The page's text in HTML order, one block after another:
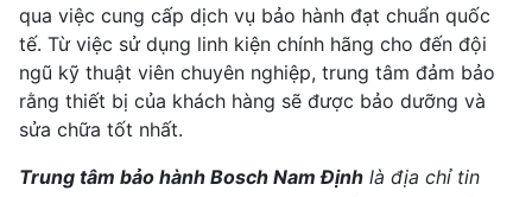
qua việc cung cấp dịch vụ bảo hành đạt chuẩn quốc
tế. Từ việc sử dụng linh kiện chính hãng cho đến đội
ngũ kỹ thuật viên chuyên nghiệp, trung tâm đảm bảo
rằng thiết bị của khách hàng sẽ được bảo dưỡng và
sửa chữa tốt nhất.
Trung tâm bảo hành Bosch Nam Định là địa chỉ tin